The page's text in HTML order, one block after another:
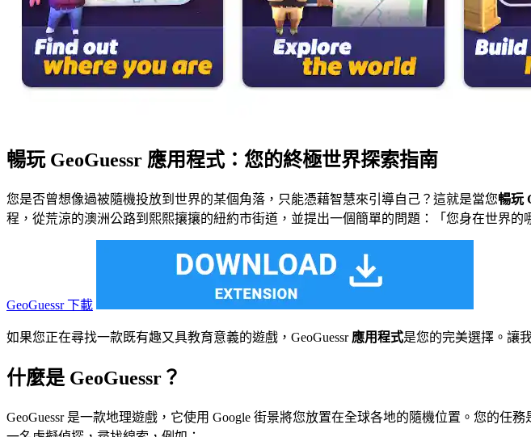
暢玩 GeoGuessr 應用程式：您的終極世界探索指南
您是否曾想像過被隨機投放到世界的某個角落，只能憑藉智慧來引導自己？這就是當您暢玩
程，從荒涼的澳洲公路到熙熙攘攘的紐約市街道，並提出一個簡單的問題：「您身在世界的
GeoGuessr 下載
如果您正在尋找一款既有趣又具教育意義的遊戲，GeoGuessr 應用程式是您的完美選擇。讓
什麼是 GeoGuessr？
GeoGuessr 是一款地理遊戲，它使用 Google 街景將您放置在全球各地的隨機位置。您的